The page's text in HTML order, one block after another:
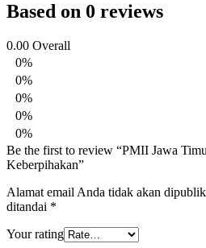
Based on 0 reviews
0.00 Overall
0%
0%
0%
0%
0%
Be the first to review “PMII Jawa
Keberpihakan”
Alamat email Anda tidak akan
ditandai *
Your rating